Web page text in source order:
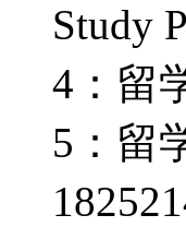
Study
4：留
5：留